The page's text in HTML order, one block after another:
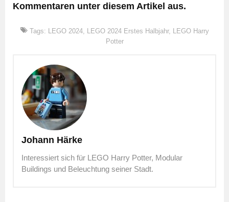
Kommentaren unter diesem Artikel aus.
Tags: LEGO 2024, LEGO 2024 Erstes Halbjahr, LEGO Harry
Potter
Johann Härke
Interessiert sich für LEGO Harry Potter, Modular
Buildings und Beleuchtung seiner Stadt.